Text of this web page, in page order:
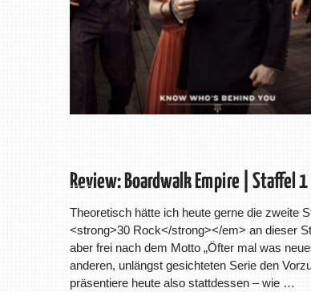
Review: Boardwalk Empire | Staffel
Theoretisch hätte ich heute gerne die zweite
<strong>30 Rock</strong></em> an dieser
aber frei nach dem Motto „Öfter mal was
anderen, unlängst gesichteten Serie den
präsentiere heute also stattdessen – wie …